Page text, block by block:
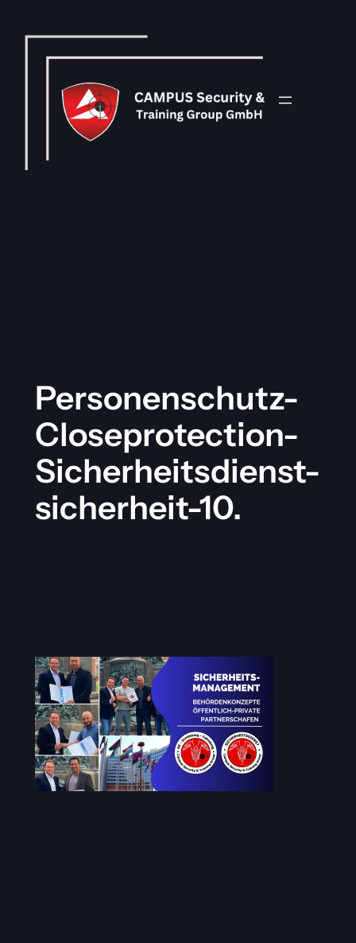
Personenschutz-
Closeprotection-
Sicherheitsdienst-
sicherheit-10.